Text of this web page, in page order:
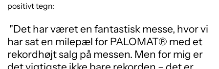
positivt tegn:
"Det har været en fantastisk messe, hvor vi
har sat en milepæl for PALOMAT® med et
rekordhøjt salg på messen. Men for mig er